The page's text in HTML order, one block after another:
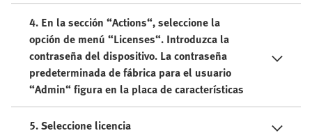
4. En la sección “Actions“, seleccione la
opción de menú “Licenses“. Introduzca la
contraseña del dispositivo. La contraseña
predeterminada de fábrica para el usuario
“Admin“ figura en la placa de características
5. Seleccione licencia